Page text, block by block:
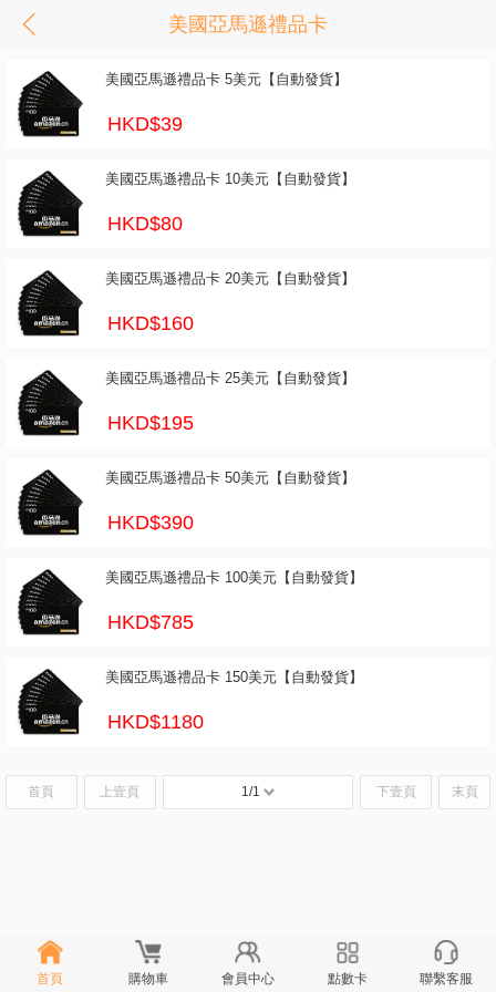
美國亞馬遜禮品卡
美國亞馬遜禮品卡 5美元【自動發貨】
HKD$39
美國亞馬遜禮品卡 10美元【自動發貨】
HKD$80
美國亞馬遜禮品卡 20美元【自動發貨】
HKD$160
美國亞馬遜禮品卡 25美元【自動發貨】
HKD$195
美國亞馬遜禮品卡 50美元【自動發貨】
HKD$390
美國亞馬遜禮品卡 100美元【自動發貨】
HKD$785
美國亞馬遜禮品卡 150美元【自動發貨】
HKD$1180
首頁 上壹頁 1/1 下壹頁 末頁
首頁 購物車 會員中心 點數卡 聯繫客服